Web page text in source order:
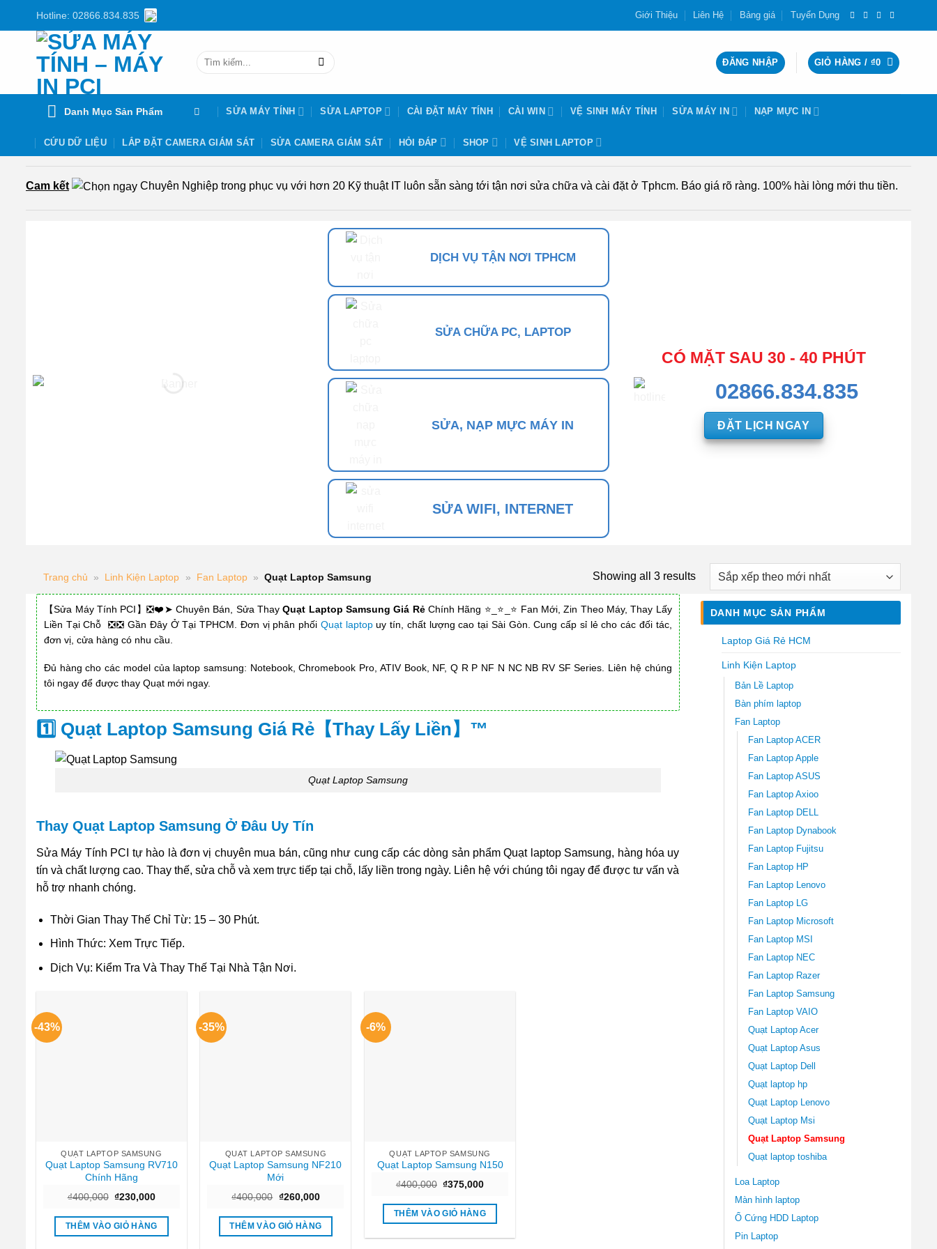
Hotline: 02866.834.835 Giới Thiệu Liên Hệ Bảng giá Tuyển Dụng
Tìm
ĐĂNG NHẬP GIỎ HÀNG / ₫0
Danh Mục Sản Phẩm SỬA MÁY TÍNH SỬA LAPTOP CÀI ĐẶT MÁY TÍNH CÀI WIN VỆ SINH MÁY TÍNH SỬA MÁY IN NẠP MỰC IN
CỨU DỮ LIỆU LẮP ĐẶT CAMERA GIÁM SÁT SỬA CAMERA GIÁM SÁT HỎI ĐÁP SHOP VỆ SINH LAPTOP
Cam kết Chuyên Nghiệp trong phục vụ với hơn 20 Kỹ thuật IT luôn sẵn sàng tới tận nơi sửa chữa và cài đặt ở Tphcm. Báo giá rõ ràng. 100% hài lòng mới thu tiền.
DỊCH VỤ TẬN NƠI TPHCM
SỬA CHỮA PC, LAPTOP
SỬA, NẠP MỰC MÁY IN
SỬA WIFI, INTERNET
CÓ MẶT SAU 30 - 40 PHÚT
02866.834.835
ĐẶT LỊCH NGAY
Trang chủ » Linh Kiện Laptop » Fan Laptop » Quạt Laptop Samsung Showing all 3 results
【Sửa Máy Tính PCI】❎❤️➤ Chuyên Bán, Sửa ThayQuạt Laptop Samsung Giá RẻChính Hãng ⭐_⭐_⭐ Fan Mới, Zin Theo Máy, Thay Lấy
Liền Tại Chỗ ❎❎ Gần Đây Ở Tại TPHCM. Đơn vị phân phối Quạt laptopuy tín, chất lượng cao tại Sài Gòn. Cung cấp sỉ lẻ cho các đối tác,
đơn vị, cửa hàng có nhu cầu.
Đủ hàng cho các model của laptop samsung: Notebook, Chromebook Pro, ATIV Book, NF, Q R P NF N NC NB RV SF Series. Liên hệ chúng
tôi ngay để được thay Quạt mới ngay.
1️⃣ Quạt Laptop Samsung Giá Rẻ【Thay Lấy Liền】™
Quạt Laptop Samsung
Thay Quạt Laptop Samsung Ở Đâu Uy Tín
Sửa Máy Tính PCI tự hào là đơn vị chuyên mua bán, cũng như cung cấp các dòng sản phẩm Quạt laptop Samsung, hàng hóa uy
tín và chất lượng cao. Thay thế, sửa chỗ và xem trực tiếp tại chỗ, lấy liền trong ngày. Liên hệ với chúng tôi ngay để được tư vấn và
hỗ trợ nhanh chóng.
Thời Gian Thay Thế Chỉ Từ: 15 – 30 Phút.
Hình Thức: Xem Trực Tiếp.
Dịch Vụ: Kiểm Tra Và Thay Thế Tại Nhà Tận Nơi.
-43%
QUẠT LAPTOP SAMSUNG
Quạt Laptop Samsung RV710
Chính Hãng
₫400,000 Giá
là:
₫400,000.
₫230,000Giá
tại
là:
₫230,000.
THÊM VÀO GIỎ HÀNG
-35%
QUẠT LAPTOP SAMSUNG
Quạt Laptop Samsung NF210
Mới
₫400,000 Giá
là:
₫400,000.
₫260,000Giá
tại
là:
₫260,000.
THÊM VÀO GIỎ HÀNG
-6%
QUẠT LAPTOP SAMSUNG
Quạt Laptop Samsung N150
₫400,000 Giá
là:
₫400,000.
₫375,000Giá
tại
là:
₫375,000.
THÊM VÀO GIỎ HÀNG
DANH MỤC SẢN PHẨM
Laptop Giá Rẻ HCM
Linh Kiện Laptop
Bản Lề Laptop
Bàn phím laptop
Fan Laptop
Fan Laptop ACER
Fan Laptop Apple
Fan Laptop ASUS
Fan Laptop Axioo
Fan Laptop DELL
Fan Laptop Dynabook
Fan Laptop Fujitsu
Fan Laptop HP
Fan Laptop Lenovo
Fan Laptop LG
Fan Laptop Microsoft
Fan Laptop MSI
Fan Laptop NEC
Fan Laptop Razer
Fan Laptop Samsung
Fan Laptop VAIO
Quạt Laptop Acer
Quạt Laptop Asus
Quạt Laptop Dell
Quạt laptop hp
Quạt Laptop Lenovo
Quạt Laptop Msi
Quạt Laptop Samsung
Quạt laptop toshiba
Loa Laptop
Màn hình laptop
Ổ Cứng HDD Laptop
Pin Laptop